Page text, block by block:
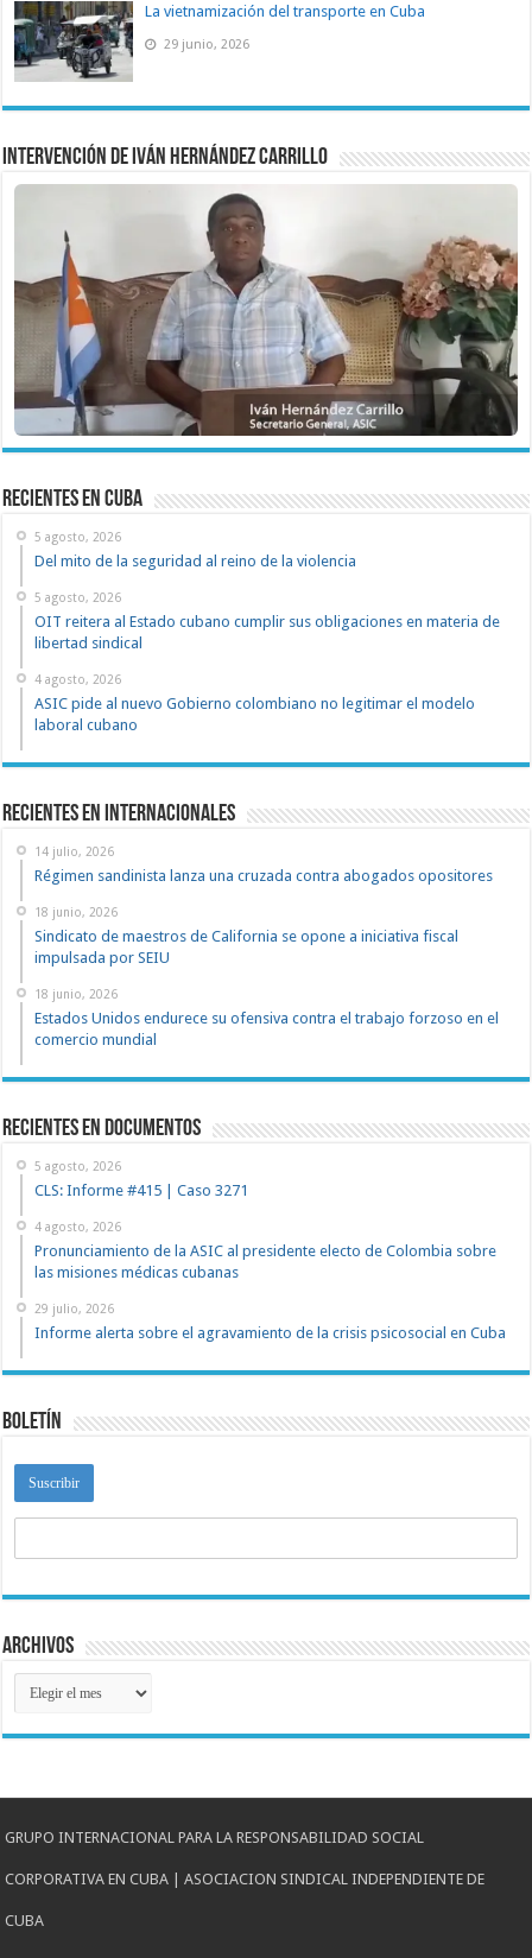
La vietnamización del transporte en Cuba
29 junio, 2026
Intervención de Iván Hernández Carrillo
recientes en cuba
5 agosto, 2026
Del mito de la seguridad al reino de la violencia
5 agosto, 2026
OIT reitera al Estado cubano cumplir sus obligaciones en materia de
libertad sindical
4 agosto, 2026
ASIC pide al nuevo Gobierno colombiano no legitimar el modelo
laboral cubano
Recientes en Internacionales
14 julio, 2026
Régimen sandinista lanza una cruzada contra abogados opositores
18 junio, 2026
Sindicato de maestros de California se opone a iniciativa fiscal
impulsada por SEIU
18 junio, 2026
Estados Unidos endurece su ofensiva contra el trabajo forzoso en el
comercio mundial
recientes en documentos
5 agosto, 2026
CLS: Informe #415 | Caso 3271
4 agosto, 2026
Pronunciamiento de la ASIC al presidente electo de Colombia sobre
las misiones médicas cubanas
29 julio, 2026
Informe alerta sobre el agravamiento de la crisis psicosocial en Cuba
Boletín
Archivos
Archivos
GRUPO INTERNACIONAL PARA LA RESPONSABILIDAD SOCIAL
CORPORATIVA EN CUBA | ASOCIACION SINDICAL INDEPENDIENTE DE
CUBA